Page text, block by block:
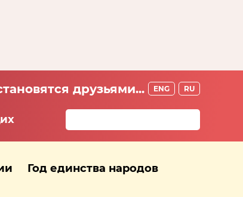
друзьями... ENG RU
Год единства народов